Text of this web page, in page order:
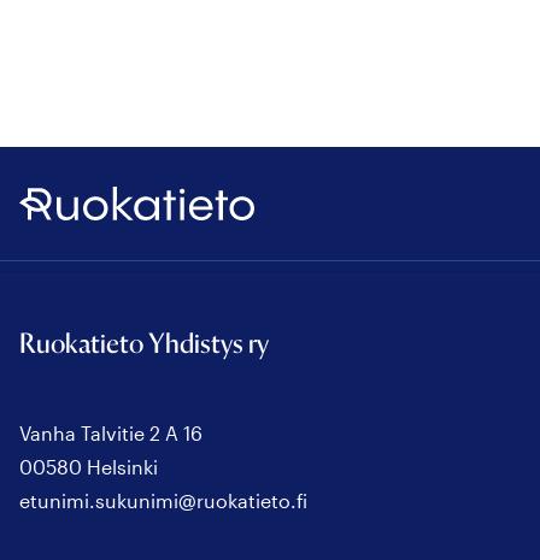
Ruokatieto
Ruokatieto Yhdistys ry
Vanha Talvitie 2 A 16
00580 Helsinki
etunimi.sukunimi@ruokatieto.fi